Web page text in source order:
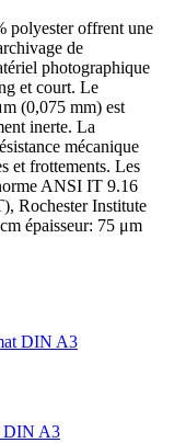
polyester offrent une
de
photographique
et court. Le
(0,075 mm) est
inerte. La
mécanique
et frottements. Les
ANSI IT 9.16
Rochester Institute
épaisseur: 75 μm
DIN A3